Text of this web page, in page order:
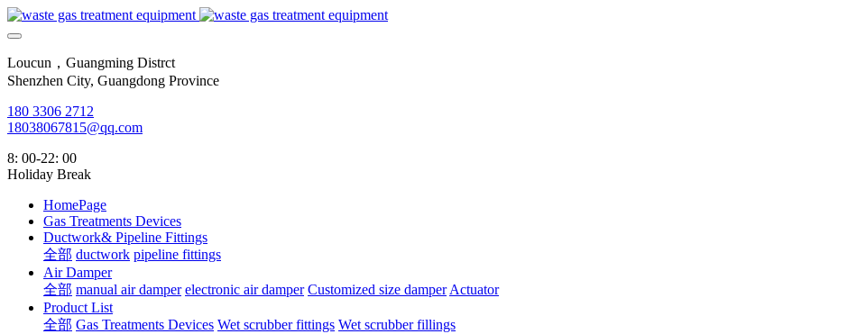
Loucun，Guangming Distrct
Shenzhen City, Guangdong Province
180 3306 2712
18038067815@qq.com
8: 00-22: 00
Holiday Break
HomePage
Gas Treatments Devices
Ductwork& Pipeline Fittings
全部 ductwork pipeline fittings
Air Damper
全部 manual air damper electronic air damper Customized size damper Actuator
Product List
全部 Gas Treatments Devices Wet scrubber fittings Wet scrubber fillings